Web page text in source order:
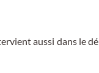
aussi dans le